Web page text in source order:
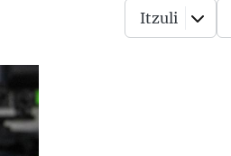
Itzuli